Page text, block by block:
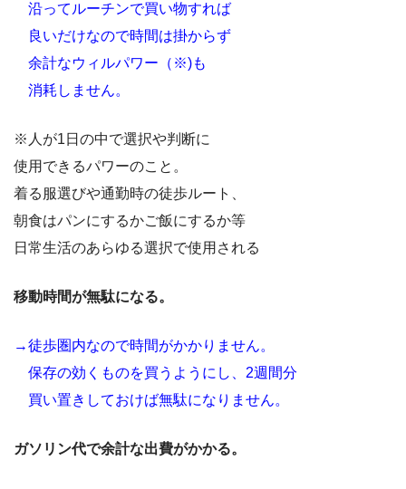
沿ってルーチンで買い物すれば
良いだけなので時間は掛からず
余計なウィルパワー（※)も
消耗しません。
※人が1日の中で選択や判断に
使用できるパワーのこと。
着る服選びや通勤時の徒歩ルート、
朝食はパンにするかご飯にするか等
日常生活のあらゆる選択で使用される
移動時間が無駄になる。
→徒歩圏内なので時間がかかりません。
保存の効くものを買うようにし、2週間分
買い置きしておけば無駄になりません。
ガソリン代で余計な出費がかかる。